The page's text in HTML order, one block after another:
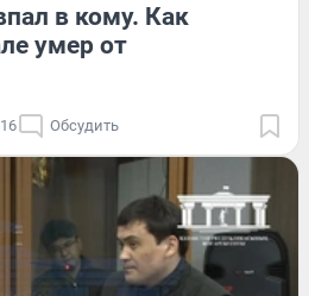
в кому. Как
умер от
Обсудить